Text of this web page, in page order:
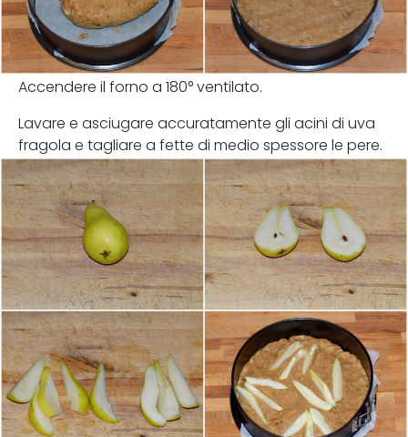
Accendere il forno a 180° ventilato.
Lavare e asciugare accuratamente gli acini di uva
fragola e tagliare a fette di medio spessore le pere.